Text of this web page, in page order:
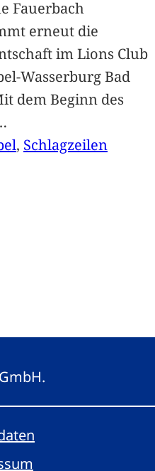
Fauerbach
erneut die
im Lions Club
Wasserburg Bad
dem Beginn des
, Schlagzeilen